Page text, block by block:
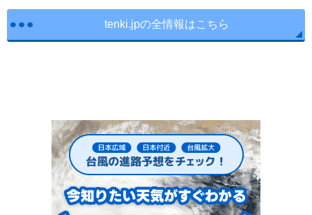
tenki.jpの全情報はこちら